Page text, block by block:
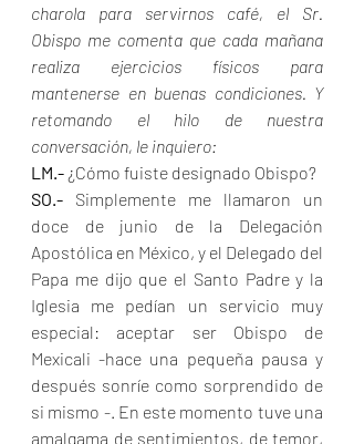
charola para servirnos café, el Sr.
Obispo me comenta que cada mañana
realiza ejercicios físicos para
mantenerse en buenas condiciones. Y
retomando el hilo de nuestra
conversación, le inquiero:
LM.- ¿Cómo fuiste designado Obispo?
SO.- Simplemente me llamaron un
doce de junio de la Delegación
Apostólica en México, y el Delegado del
Papa me dijo que el Santo Padre y la
Iglesia me pedían un servicio muy
especial: aceptar ser Obispo de
Mexicali -hace una pequeña pausa y
después sonríe como sorprendido de
si mismo -. En este momento tuve una
amalgama de sentimientos, de temor,